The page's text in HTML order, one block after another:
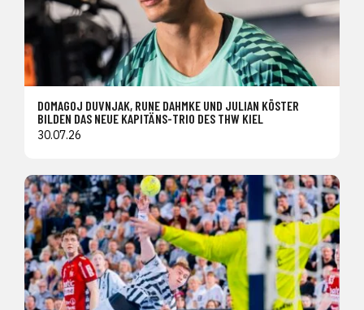
DOMAGOJ DUVNJAK, RUNE DAHMKE UND JULIAN KÖSTER
BILDEN DAS NEUE KAPITÄNS-TRIO DES THW KIEL
30.07.26